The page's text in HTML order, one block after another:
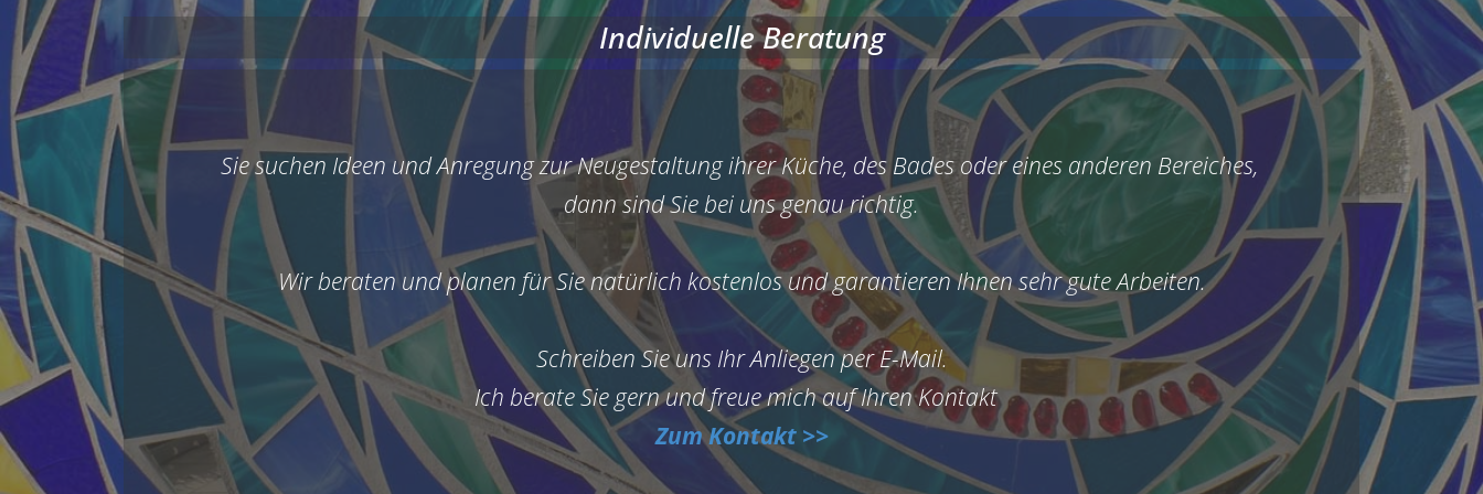
Individuelle Beratung
Sie suchen Ideen und Anregung zur Neugestaltung ihrer Küche, des Bades oder eines anderen Bereiches,
dann sind Sie bei uns genau richtig.
Wir beraten und planen für Sie natürlich kostenlos und garantieren Ihnen sehr gute Arbeiten.
Schreiben Sie uns Ihr Anliegen per E-Mail.
Ich berate Sie gern und freue mich auf Ihren Kontakt
Zum Kontakt >>